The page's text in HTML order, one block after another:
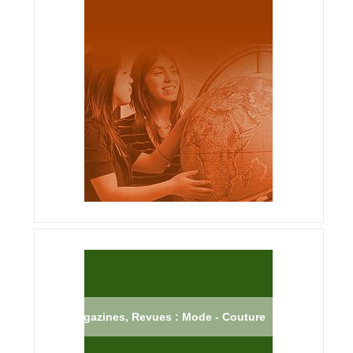
Magazines, Revues : Mode - Couture